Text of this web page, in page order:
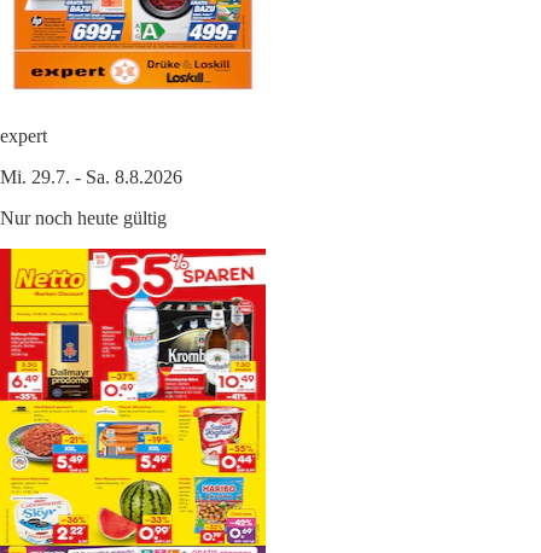
expert
Mi. 29.7. - Sa. 8.8.2026
Nur noch heute gültig